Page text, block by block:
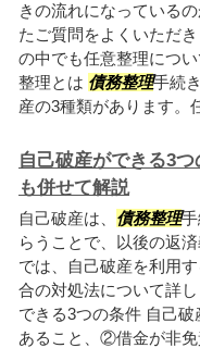
きの流れになっている
たご質問をよくいただき
の中でも任意整理につ
整理とは 債務整理手続
産の3種類があります。
自己破産ができる3
も併せて解説
自己破産は、 債務整理
らうことで、以後の返
では、自己破産を利用
合の対処法について詳
できる3つの条件 自己
あること、②借金が非